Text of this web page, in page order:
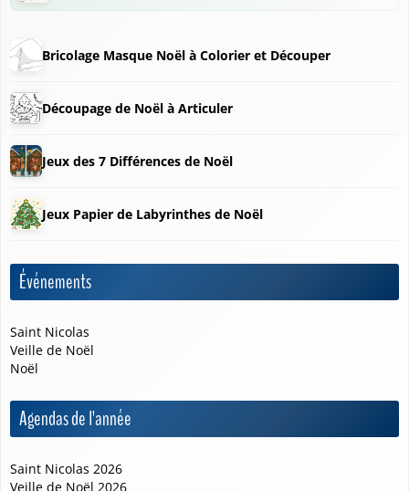
Bricolage Masque Noël à Colorier et Découper
Découpage de Noël à Articuler
Jeux des 7 Différences de Noël
Jeux Papier de Labyrinthes de Noël
Événements
Saint Nicolas
Veille de Noël
Noël
Agendas de l'année
Saint Nicolas 2026
Veille de Noël 2026